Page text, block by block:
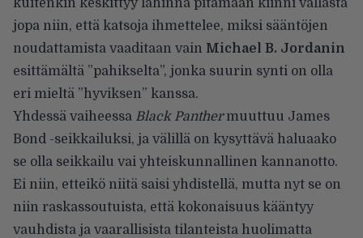
jopa niin, että katsoja ihmettelee, miksi sääntöjen
noudattamista vaaditaan vain Michael B. Jordanin
esittämältä ”pahikselta”, jonka suurin synti on olla
eri mieltä ”hyviksen” kanssa.
Yhdessä vaiheessa Black Panthermuuttuu James
Bond -seikkailuksi, ja välillä on kysyttävä haluaako
se olla seikkailu vai yhteiskunnallinen kannanotto.
Ei niin, etteikö niitä saisi yhdistellä, mutta nyt se on
niin raskassoutuista, että kokonaisuus kääntyy
vauhdista ja vaarallisista tilanteista huolimatta